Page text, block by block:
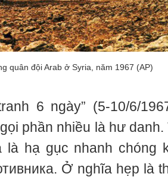
quân đội Arab ở Syria, năm 1967 (AP)
6 ngày” (5-10/6/
phần nhiều là hư
là hạ gục nhanh chóng
Ở nghĩa hẹp là